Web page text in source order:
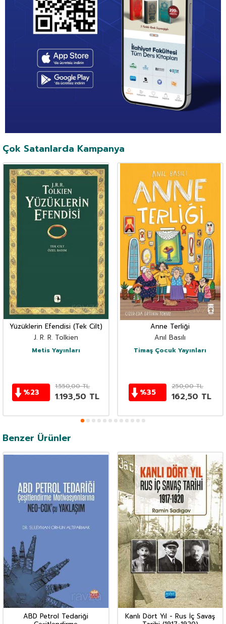
Çok Satanlarda Kampanya
Yüzüklerin Efendisi (Tek Cilt)
J. R. R. Tolkien
Metis Yayınları
%23
1.550,00TL
1.193,50 TL
Anne Terliği
Anıl Basılı
Timaş Çocuk Yayınları
%35
250,00TL
162,50 TL
Benzer Ürünler
ABD Petrol Tedariği
Kanlı Dört Yıl - Rus İç Savaş